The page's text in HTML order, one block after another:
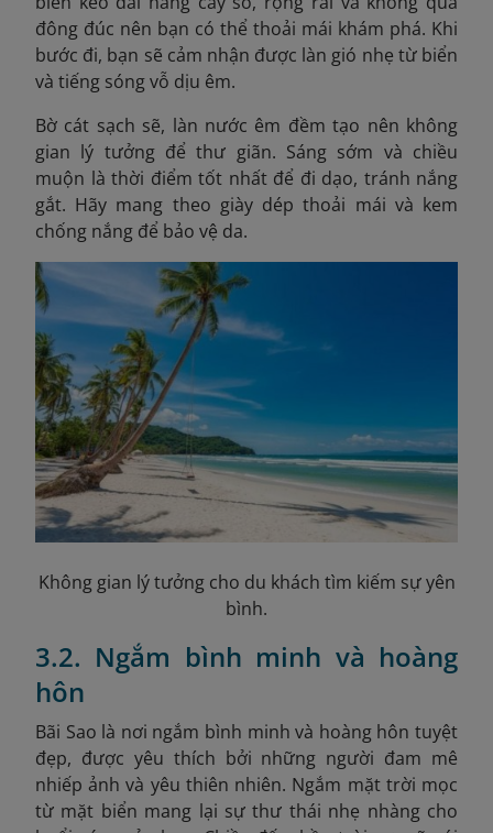
đông đúc nên bạn có thể thoải mái khám phá. Khi
bước đi, bạn sẽ cảm nhận được làn gió nhẹ từ biển
và tiếng sóng vỗ dịu êm.
Bờ cát sạch sẽ, làn nước êm đềm tạo nên không
gian lý tưởng để thư giãn. Sáng sớm và chiều
muộn là thời điểm tốt nhất để đi dạo, tránh nắng
gắt. Hãy mang theo giày dép thoải mái và kem
chống nắng để bảo vệ da.
Không gian lý tưởng cho du khách tìm kiếm sự yên
bình.
3.2. Ngắm bình minh và hoàng
hôn
Bãi Sao là nơi ngắm bình minh và hoàng hôn tuyệt
đẹp, được yêu thích bởi những người đam mê
nhiếp ảnh và yêu thiên nhiên. Ngắm mặt trời mọc
từ mặt biển mang lại sự thư thái nhẹ nhàng cho